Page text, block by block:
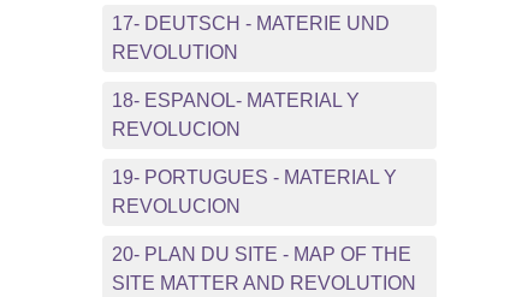
17- DEUTSCH - MATERIE UND
REVOLUTION
18- ESPANOL- MATERIAL Y
REVOLUCION
19- PORTUGUES - MATERIAL Y
REVOLUCION
20- PLAN DU SITE - MAP OF THE
SITE MATTER AND REVOLUTION